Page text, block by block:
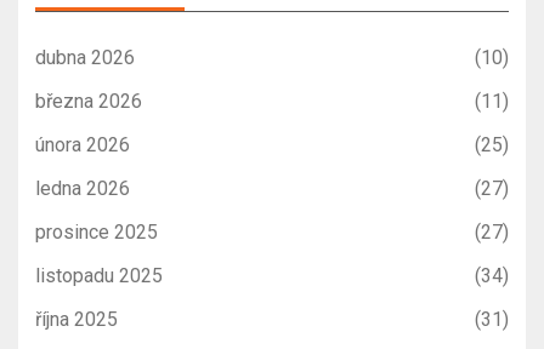
dubna 2026
(10)
března 2026
(11)
února 2026
(25)
ledna 2026
(27)
prosince 2025
(27)
listopadu 2025
(34)
října 2025
(31)